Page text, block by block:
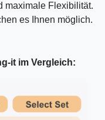
maximale Flexibilität.
es Ihnen möglich.
it im Vergleich: